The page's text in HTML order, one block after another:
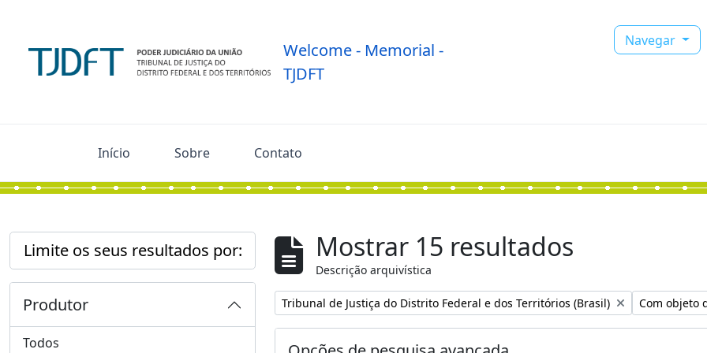
Welcome - Memorial -
TJDFT
Navegar
Início Sobre Contato
Limite os seus resultados por:
Produtor
Todos
Mostrar 15 resultados
Descrição arquivística
Remover filtro:
Tribunal de Justiça do Distrito Federal e dos Territórios (Brasil) Remover
Com objeto